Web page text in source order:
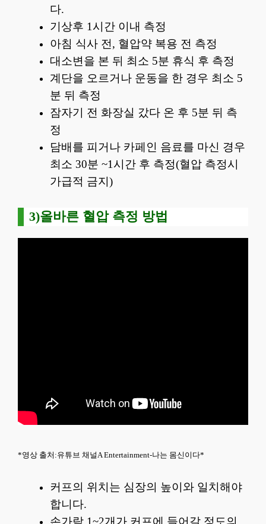
다.
기상후 1시간 이내 측정
아침 식사 전, 혈압약 복용 전 측정
대소변을 본 뒤 최소 5분 휴식 후 측정
계단을 오르거나 운동을 한 경우 최소 5
분 뒤 측정
잠자기 전 화장실 갔다 온 후 5분 뒤 측
정
담배를 피거나 카페인 음료를 마신 경우
최소 30분 ~1시간 후 측정(혈압 측정시
가급적 금지)
3)올바른 혈압 측정 방법
*영상 출처:유튜브 채널A Entertainment-나는 몸신이다*
커프의 위치는 심장의 높이와 일치해야
합니다.
손가락 1~2개가 커프에 들어갈 정도의